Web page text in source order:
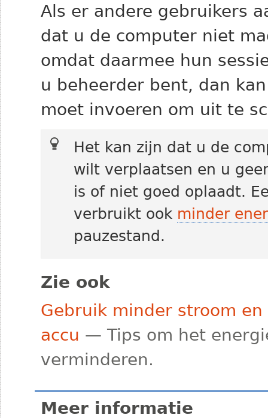
Als er andere gebruikers
dat u de computer niet
omdat daarmee hun
u beheerder bent, dan
moet invoeren om uit te
Het kan zijn dat u de
wilt verplaatsen en u
is of niet goed oplaadt.
verbruikt ook minder
pauzestand.
Zie ook
Gebruik minder stroom
accu — Tips om het
verminderen.
Meer informatie